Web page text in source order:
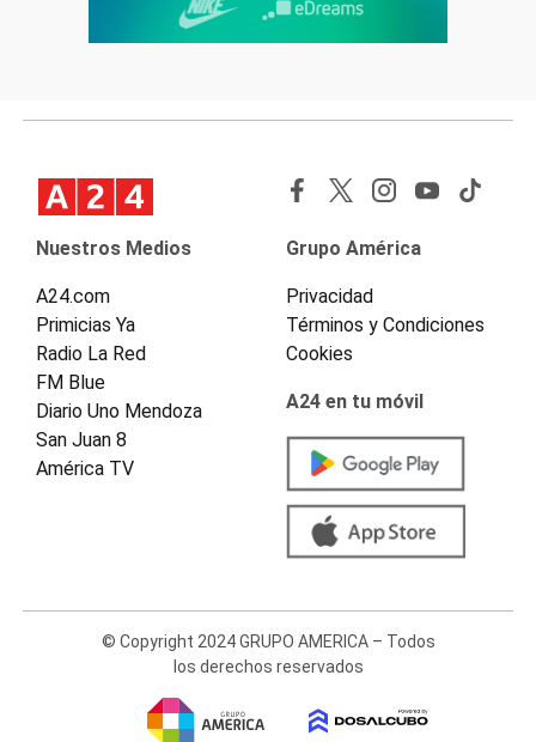
Nuestros Medios
A24.com
Primicias Ya
Radio La Red
FM Blue
Diario Uno Mendoza
San Juan 8
América TV
Grupo América
Privacidad
Términos y Condiciones
Cookies
A24 en tu móvil
© Copyright 2024 GRUPO AMERICA – Todos
los derechos reservados